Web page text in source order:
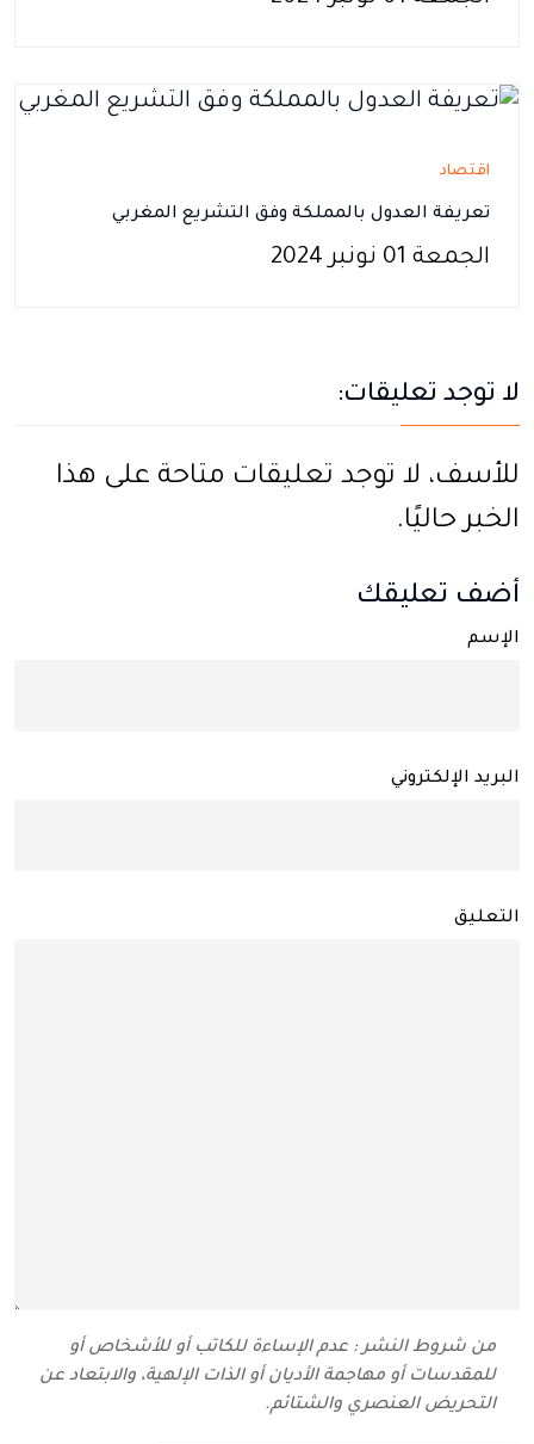
اقتصاد
تعريفة العدول بالمملكة وفق التشريع المغربي
الجمعة 01 نونبر 2024
لا توجد تعليقات:
للأسف، لا توجد تعليقات متاحة على هذا
الخبر حاليًا.
أضف تعليقك
الإسم
البريد الإلكتروني
التعليق
من شروط النشر : عدم الإساءة للكاتب أو للأشخاص أو
للمقدسات أو مهاجمة الأديان أو الذات الإلهية، والابتعاد عن
التحريض العنصري والشتائم‬.